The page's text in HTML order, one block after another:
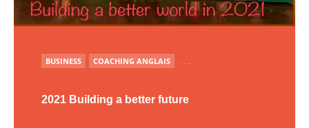
PUBLIÉ
BUSINESS COACHING ANGLAIS
2021 Building a better future